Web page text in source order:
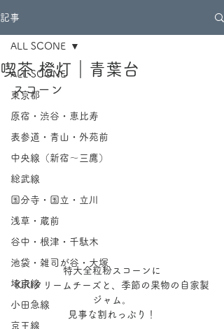
記事
ALL SCONE
東京都
原宿・渋谷・恵比寿
表参道・青山・外苑前
中央線（新宿～三鷹）
総武線
国分寺・国立・立川
浅草・蔵前
谷中・根津・千駄木
池袋・雑司が谷・大塚
埼京線
小田急線
京王線
ALL SCONE
喫茶 橙灯｜青葉台
スコーン
特大全粒粉スコーンに
KIRIクリームチーズと、季節の果物の自家製
ジャム。
見事な割れっぷり！